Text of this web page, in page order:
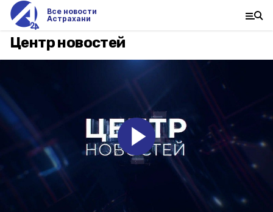
Все новости
Астрахани
Центр новостей